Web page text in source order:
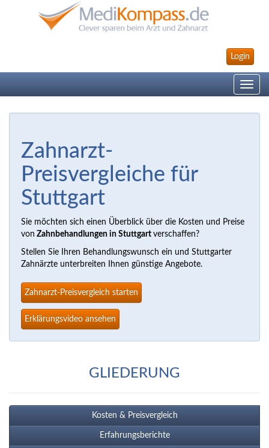
Login
Toggle
Zahnarzt-
Preisvergleiche für
Stuttgart
Sie möchten sich einen Überblick über die Kosten und Preise
von Zahnbehandlungen in Stuttgart verschaffen?
Stellen Sie Ihren Behandlungswunsch ein und Stuttgarter
Zahnärzte unterbreiten Ihnen günstige Angebote.
Zahnarzt-Preisvergleich starten
Erklärungsvideo ansehen
GLIEDERUNG
Kosten & Preisvergleich
Erfahrungsberichte